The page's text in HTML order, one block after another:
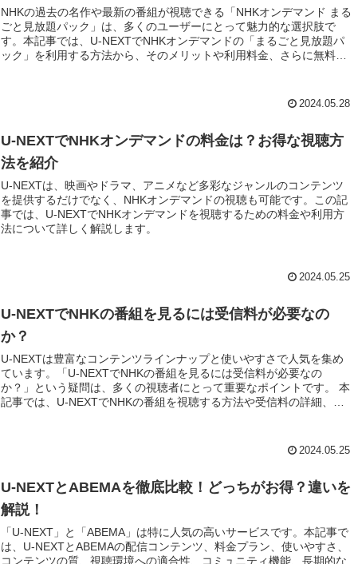
NHKの過去の名作や最新の番組が視聴できる「NHKオンデマンド まる
ごと見放題パック」は、多くのユーザーにとって魅力的な選択肢で
す。本記事では、U-NEXTでNHKオンデマンドの「まるごと見放題パ
ック」を利用する方法から、そのメリットや利用料金、さらに無料ト
2024.05.28
U-NEXTでNHKオンデマンドの料金は？お得な視聴方
法を紹介
U-NEXTは、映画やドラマ、アニメなど多彩なジャンルのコンテンツ
を提供するだけでなく、NHKオンデマンドの視聴も可能です。この記
事では、U-NEXTでNHKオンデマンドを視聴するための料金や利用方
法について詳しく解説します。
2024.05.25
U-NEXTでNHKの番組を見るには受信料が必要なの
か？
U-NEXTは豊富なコンテンツラインナップと使いやすさで人気を集め
ています。「U-NEXTでNHKの番組を見るには受信料が必要なの
か？」という疑問は、多くの視聴者にとって重要なポイントです。 本
記事では、U-NEXTでNHKの番組を視聴する方法や受信料の詳細、さ
2024.05.25
U-NEXTとABEMAを徹底比較！どっちがお得？違いを
解説！
「U-NEXT」と「ABEMA」は特に人気の高いサービスです。本記事で
は、U-NEXTとABEMAの配信コンテンツ、料金プラン、使いやすさ、
コンテンツの質、視聴環境への適合性、コミュニティ機能、長期的な